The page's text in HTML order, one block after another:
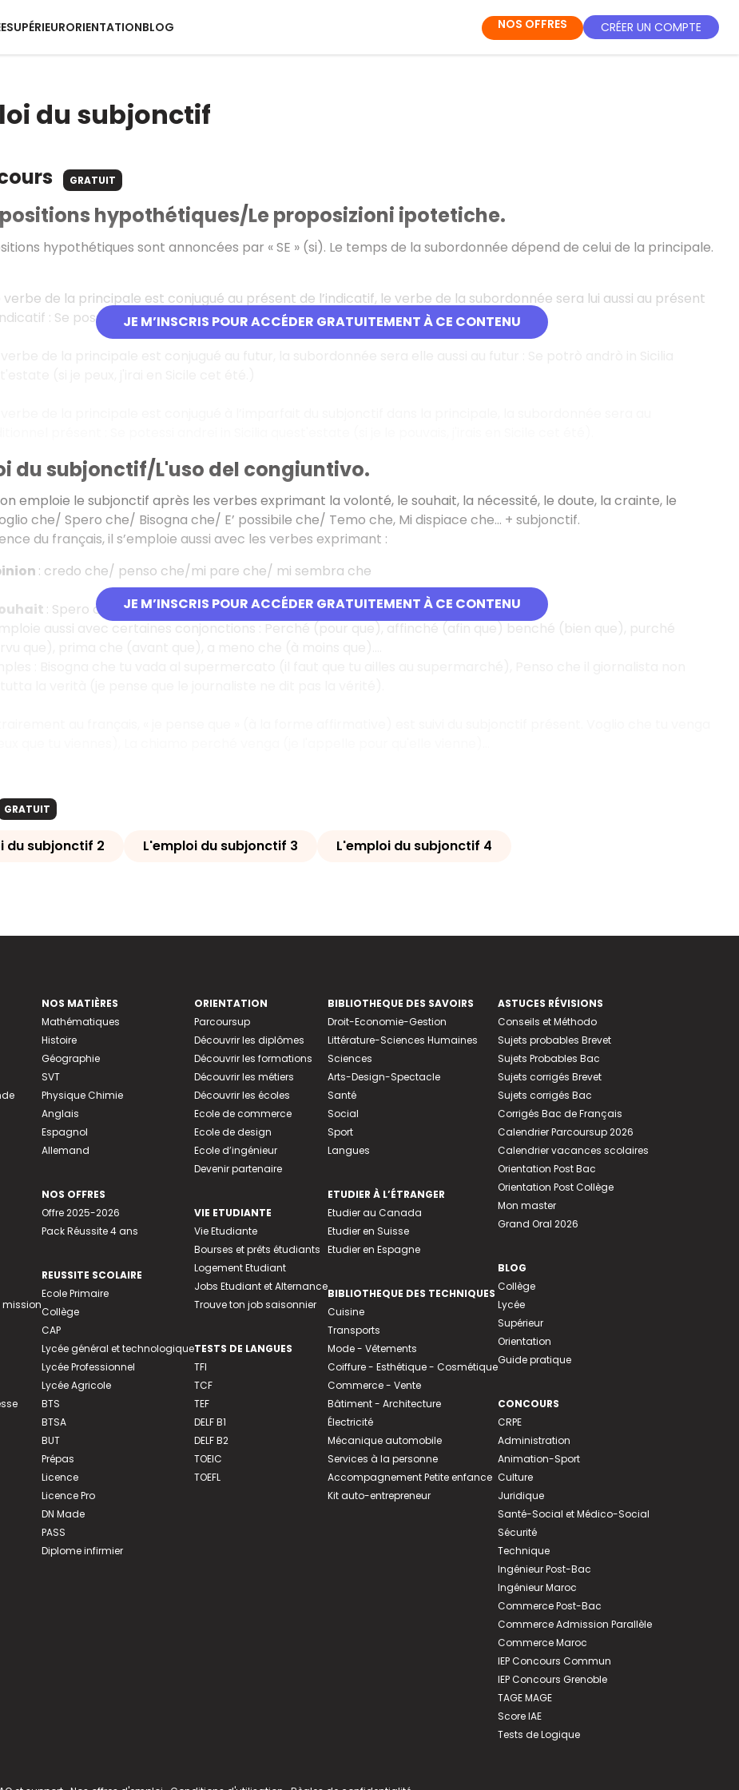
SUPÉRIEURORIENTATIONBLOG NOS OFFRES CRÉER UN COMPTE
du subjonctif
GRATUIT
JE M’INSCRIS POUR ACCÉDER GRATUITEMENT À CE CONTENU
hypothétiques/Le proposizioni ipotetiche.
hypothétiques sont annoncées par « SE » (si). Le temps de la subordonnée dépend de celui de la principale.
verbe de la principale est conjugué au présent de l’indicatif, le verbe de la subordonnée sera lui aussi au présent
: Se posso vado in Sicilia quest'estate (si je peux, je vais en Sicile cet été.)
JE M’INSCRIS POUR ACCÉDER GRATUITEMENT À CE CONTENU
du subjonctif/L'uso del congiuntivo.
on emploie le subjonctif après les verbes exprimant la volonté, le souhait, la nécessité, le doute, la crainte, le
che/ Spero che/ Bisogna che/ E’ possibile che/ Temo che, Mi dispiace che... + subjonctif.
du français, il s’emploie aussi avec les verbes exprimant :
: credo che/ penso che/mi pare che/ mi sembra che
: Spero che, voglio che…
aussi avec certaines conjonctions : Perché (pour que), affinché (afin que) benché (bien que), purché
GRATUIT
du subjonctif 2 L'emploi du subjonctif 3 L'emploi du subjonctif 4
mission
NOS MATIÈRES
Mathématiques
Histoire
Géographie
SVT
Physique Chimie
Anglais
Espagnol
Allemand
NOS OFFRES
Offre 2025-2026
Pack Réussite 4 ans
REUSSITE SCOLAIRE
Ecole Primaire
Collège
CAP
Lycée général et technologique
Lycée Professionnel
Lycée Agricole
BTS
BTSA
BUT
Prépas
Licence
Licence Pro
DN Made
PASS
Diplome infirmier
ORIENTATION
Parcoursup
Découvrir les diplômes
Découvrir les formations
Découvrir les métiers
Découvrir les écoles
Ecole de commerce
Ecole de design
Ecole d’ingénieur
Devenir partenaire
VIE ETUDIANTE
Vie Etudiante
Bourses et prêts étudiants
Logement Etudiant
Jobs Etudiant et Alternance
Trouve ton job saisonnier
TESTS DE LANGUES
TFI
TCF
TEF
DELF B1
DELF B2
TOEIC
TOEFL
BIBLIOTHEQUE DES SAVOIRS
Droit-Economie-Gestion
Littérature-Sciences Humaines
Sciences
Arts-Design-Spectacle
Santé
Social
Sport
Langues
ETUDIER À L’ÉTRANGER
Etudier au Canada
Etudier en Suisse
Etudier en Espagne
BIBLIOTHEQUE DES TECHNIQUES
Cuisine
Transports
Mode - Vêtements
Coiffure - Esthétique - Cosmétique
Commerce - Vente
Bâtiment - Architecture
Électricité
Mécanique automobile
Services à la personne
Accompagnement Petite enfance
Kit auto-entrepreneur
ASTUCES RÉVISIONS
Conseils et Méthodo
Sujets probables Brevet
Sujets Probables Bac
Sujets corrigés Brevet
Sujets corrigés Bac
Corrigés Bac de Français
Calendrier Parcoursup 2026
Calendrier vacances scolaires
Orientation Post Bac
Orientation Post Collège
Mon master
Grand Oral 2026
BLOG
Collège
Lycée
Supérieur
Orientation
Guide pratique
CONCOURS
CRPE
Administration
Animation-Sport
Culture
Juridique
Santé-Social et Médico-Social
Sécurité
Technique
Ingénieur Post-Bac
Ingénieur Maroc
Commerce Post-Bac
Commerce Admission Parallèle
Commerce Maroc
IEP Concours Commun
IEP Concours Grenoble
TAGE MAGE
Score IAE
Tests de Logique